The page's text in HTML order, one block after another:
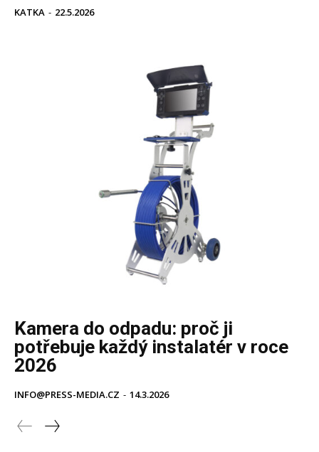
KATKA - 22.5.2026
Kamera do odpadu: proč ji
potřebuje každý instalatér v roce
2026
INFO@PRESS-MEDIA.CZ - 14.3.2026